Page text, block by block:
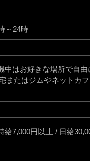
～24時
中はお好きな場所で自由
またはジムやネットカ
給7,000円以上 / 日給